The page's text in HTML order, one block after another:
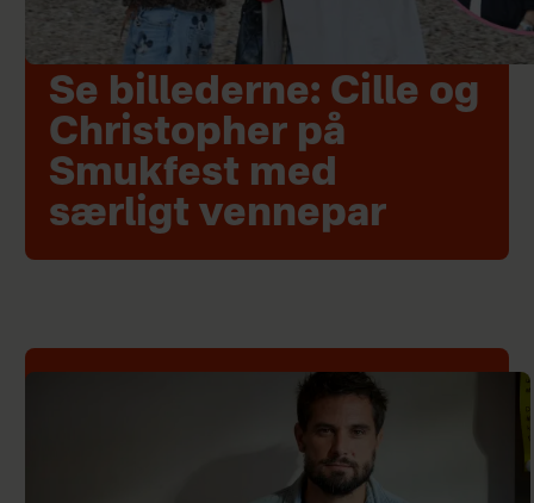
Se billederne: Cille og
Christopher på
Smukfest med
særligt vennepar